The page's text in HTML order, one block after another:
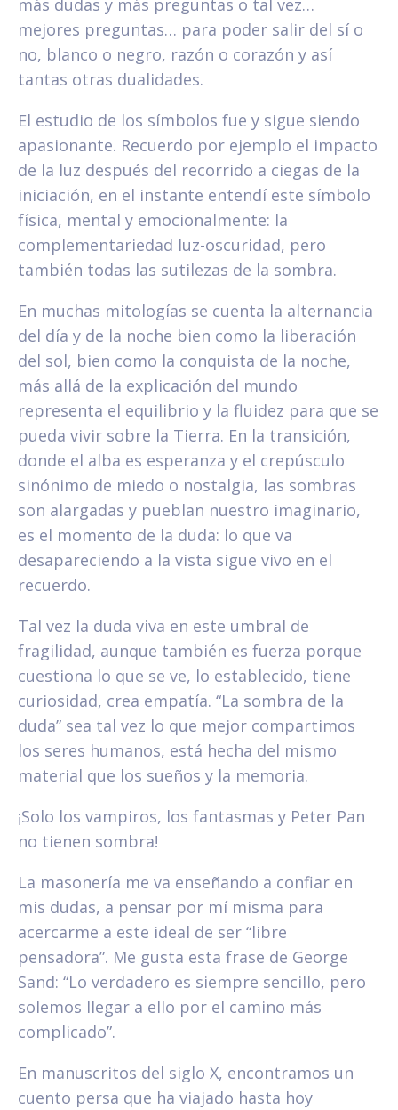
más dudas y más preguntas o tal vez…
mejores preguntas… para poder salir del sí o
no, blanco o negro, razón o corazón y así
tantas otras dualidades.
El estudio de los símbolos fue y sigue siendo
apasionante. Recuerdo por ejemplo el impacto
de la luz después del recorrido a ciegas de la
iniciación, en el instante entendí este símbolo
física, mental y emocionalmente: la
complementariedad luz-oscuridad, pero
también todas las sutilezas de la sombra.
En muchas mitologías se cuenta la alternancia
del día y de la noche bien como la liberación
del sol, bien como la conquista de la noche,
más allá de la explicación del mundo
representa el equilibrio y la fluidez para que se
pueda vivir sobre la Tierra. En la transición,
donde el alba es esperanza y el crepúsculo
sinónimo de miedo o nostalgia, las sombras
son alargadas y pueblan nuestro imaginario,
es el momento de la duda: lo que va
desapareciendo a la vista sigue vivo en el
recuerdo.
Tal vez la duda viva en este umbral de
fragilidad, aunque también es fuerza porque
cuestiona lo que se ve, lo establecido, tiene
curiosidad, crea empatía. “La sombra de la
duda” sea tal vez lo que mejor compartimos
los seres humanos, está hecha del mismo
material que los sueños y la memoria.
¡Solo los vampiros, los fantasmas y Peter Pan
no tienen sombra!
La masonería me va enseñando a confiar en
mis dudas, a pensar por mí misma para
acercarme a este ideal de ser “libre
pensadora”. Me gusta esta frase de George
Sand: “Lo verdadero es siempre sencillo, pero
solemos llegar a ello por el camino más
complicado”.
En manuscritos del siglo X, encontramos un
cuento persa que ha viajado hasta hoy